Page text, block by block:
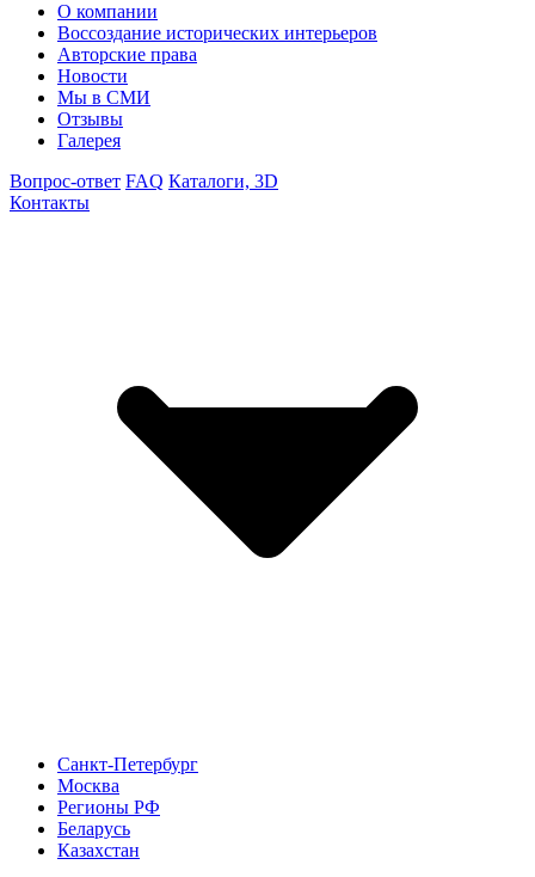
О компании
Воссоздание исторических интерьеров
Авторские права
Новости
Мы в СМИ
Отзывы
Галерея
Вопрос-ответ FAQ Каталоги, 3D
Контакты
Санкт-Петербург
Москва
Регионы РФ
Беларусь
Казахстан